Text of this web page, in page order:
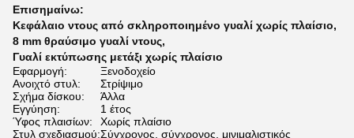
Επισημαίνω:
Κεφάλαιο ντους από σκληροποιημένο γυαλί χωρίς πλαίσιο,
8 mm θραύσιμο γυαλί ντους,
Γυαλί εκτύπωσης μετάξι χωρίς πλαίσιο
Εφαρμογή:
Ξενοδοχείο
Ανοιχτό στυλ:
Στρίψιμο
Σχήμα δίσκου:
Άλλα
Εγγύηση:
1 έτος
Ύφος πλαισίων:
Χωρίς πλαίσιο
Στυλ σχεδιασμού:Σύγχρονος, σύγχρονος, μινιμαλιστικός